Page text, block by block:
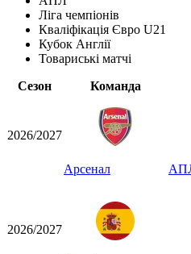
Ліга чемпіонів
Кваліфікація Євро U21
Кубок Англії
Товариські матчі
Сезон
Команда
2026/2027
Арсенал
2026/2027